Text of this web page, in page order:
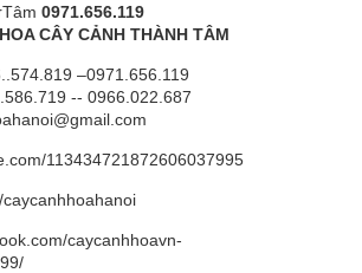
0971.656.119
CÂY CẢNH THÀNH TÂM
–0971.656.119
-- 0966.022.687
113434721872606037995
caycanhhoavn-